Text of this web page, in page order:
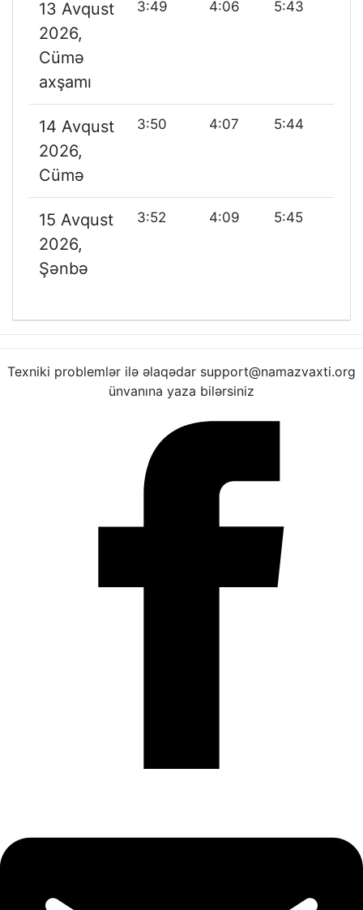
13 Avqust
2026,
Cümə
axşamı
3:49 4:06 5:43
14 Avqust
2026,
Cümə
3:50 4:07 5:44
15 Avqust
2026,
Şənbə
3:52 4:09 5:45
Texniki problemlər ilə əlaqədar support@namazvaxti.org
ünvanına yaza bilərsiniz